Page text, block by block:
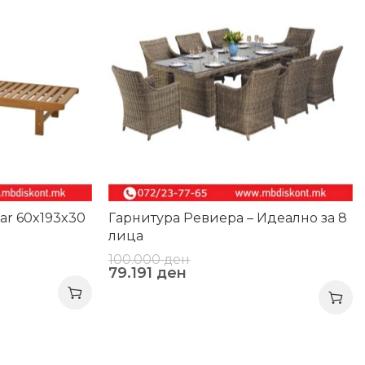
60x193x30
Гарнитура Ревиера – Идеално за 8
лица
100.000ден
79.191 ден